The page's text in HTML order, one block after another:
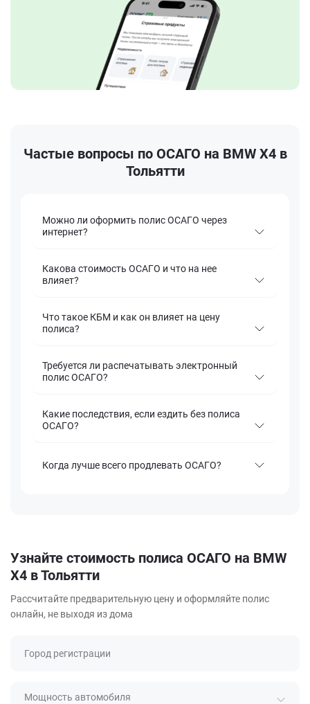
Частые вопросы по ОСАГО на BMW X4 в
Тольятти
Можно ли оформить полис ОСАГО через
интернет?
Какова стоимость ОСАГО и что на нее
влияет?
Что такое КБМ и как он влияет на цену
полиса?
Требуется ли распечатывать электронный
полис ОСАГО?
Какие последствия, если ездить без полиса
ОСАГО?
Когда лучше всего продлевать ОСАГО?
Узнайте стоимость полиса ОСАГО на BMW
X4 в Тольятти
Рассчитайте предварительную цену и оформляйте полис
онлайн, не выходя из дома
Город регистрации
Мощность автомобиля